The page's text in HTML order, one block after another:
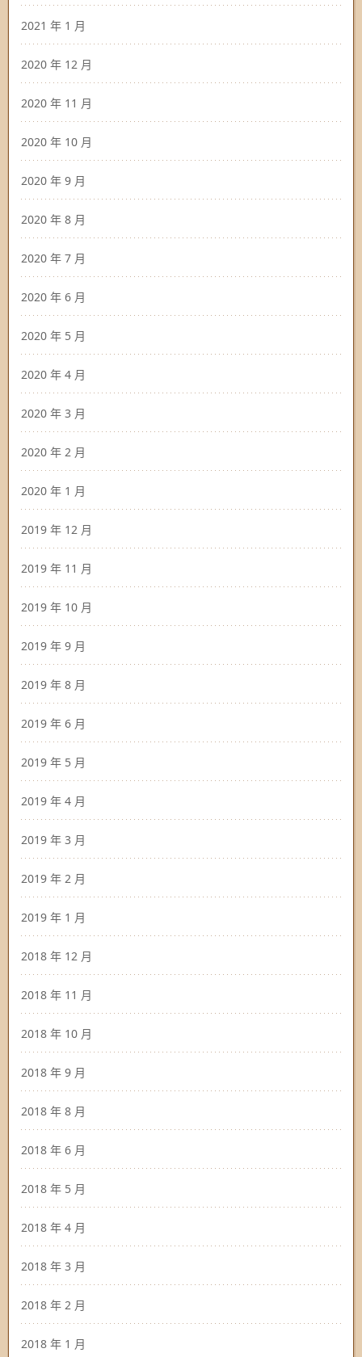
2021 年 1 月
2020 年 12 月
2020 年 11 月
2020 年 10 月
2020 年 9 月
2020 年 8 月
2020 年 7 月
2020 年 6 月
2020 年 5 月
2020 年 4 月
2020 年 3 月
2020 年 2 月
2020 年 1 月
2019 年 12 月
2019 年 11 月
2019 年 10 月
2019 年 9 月
2019 年 8 月
2019 年 6 月
2019 年 5 月
2019 年 4 月
2019 年 3 月
2019 年 2 月
2019 年 1 月
2018 年 12 月
2018 年 11 月
2018 年 10 月
2018 年 9 月
2018 年 8 月
2018 年 6 月
2018 年 5 月
2018 年 4 月
2018 年 3 月
2018 年 2 月
2018 年 1 月